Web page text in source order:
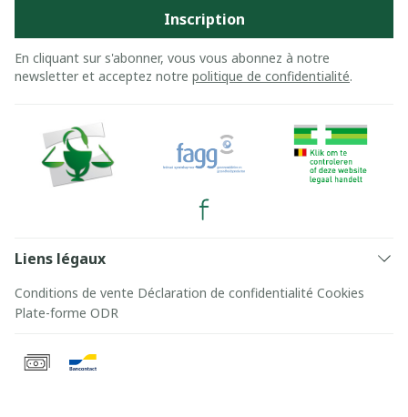
Inscription
En cliquant sur s'abonner, vous vous abonnez à notre
newsletter et acceptez notre politique de confidentialité.
Liens légaux
Conditions de vente Déclaration de confidentialité Cookies
Plate-forme ODR